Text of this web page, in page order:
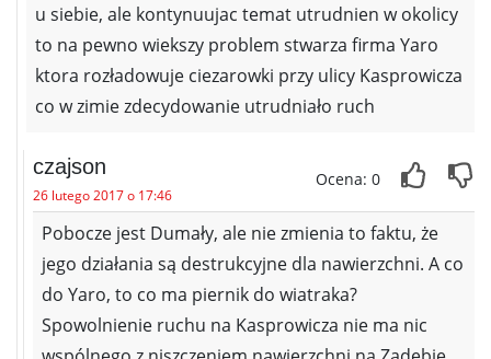
u siebie, ale kontynuujac temat utrudnien w okolicy
to na pewno wiekszy problem stwarza firma Yaro
ktora rozładowuje ciezarowki przy ulicy Kasprowicza
co w zimie zdecydowanie utrudniało ruch
czajson
26 lutego 2017 o 17:46
Ocena: 0
Pobocze jest Dumały, ale nie zmienia to faktu, że
jego działania są destrukcyjne dla nawierzchni. A co
do Yaro, to co ma piernik do wiatraka?
Spowolnienie ruchu na Kasprowicza nie ma nic